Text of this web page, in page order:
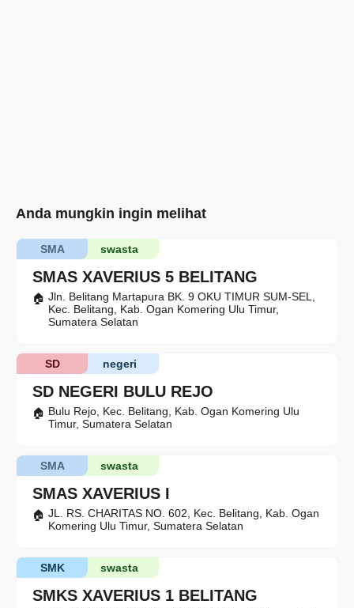
Anda mungkin ingin melihat
SMAS XAVERIUS 5 BELITANG
swasta
SMA
Jln. Belitang Martapura BK. 9 OKU TIMUR SUM-SEL,
Kec. Belitang, Kab. Ogan Komering Ulu Timur,
Sumatera Selatan
SD NEGERI BULU REJO
negeri
SD
Bulu Rejo, Kec. Belitang, Kab. Ogan Komering Ulu
Timur, Sumatera Selatan
SMAS XAVERIUS I
swasta
SMA
JL. RS. CHARITAS NO. 602, Kec. Belitang, Kab. Ogan
Komering Ulu Timur, Sumatera Selatan
SMKS XAVERIUS 1 BELITANG
swasta
SMK